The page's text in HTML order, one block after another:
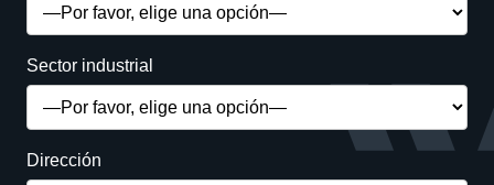
Sector industrial
Dirección